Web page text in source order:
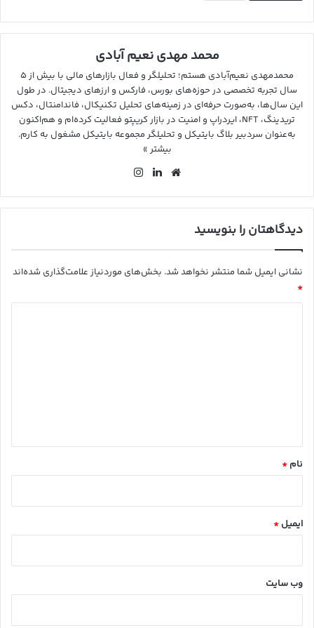
محمد مهدی نعیم آبادی
محمدمهدی نعیم‌آبادی هستم؛ تحلیلگر و فعال بازارهای مالی با بیش از ۵
سال تجربه تخصصی در حوزه‌های بورس، فارکس و ارزهای دیجیتال. در طول
این سال‌ها، به‌صورت حرفه‌ای در زمینه‌های تحلیل تکنیکال، فاندامنتال، دکس
تریدینگ، NFT، ایردراپ و امنیت در بازار کریپتو فعالیت کرده‌ام و هم‌اکنون
به‌عنوان سردبیر بلاگ بایتیکل و تحلیلگر مجموعه بایتیکل مشغول به کارم.
بیشتر »
وب
ت
لین
ین گرا
دیدگاهتان را بنویسید
نشانی ایمیل شما منتشر نخواهد شد. بخش‌های موردنیاز علامت‌گذاری شده‌اند
*
نام *
ایمیل *
وب‌ سایت